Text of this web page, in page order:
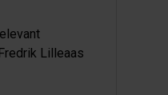
Lilleaas